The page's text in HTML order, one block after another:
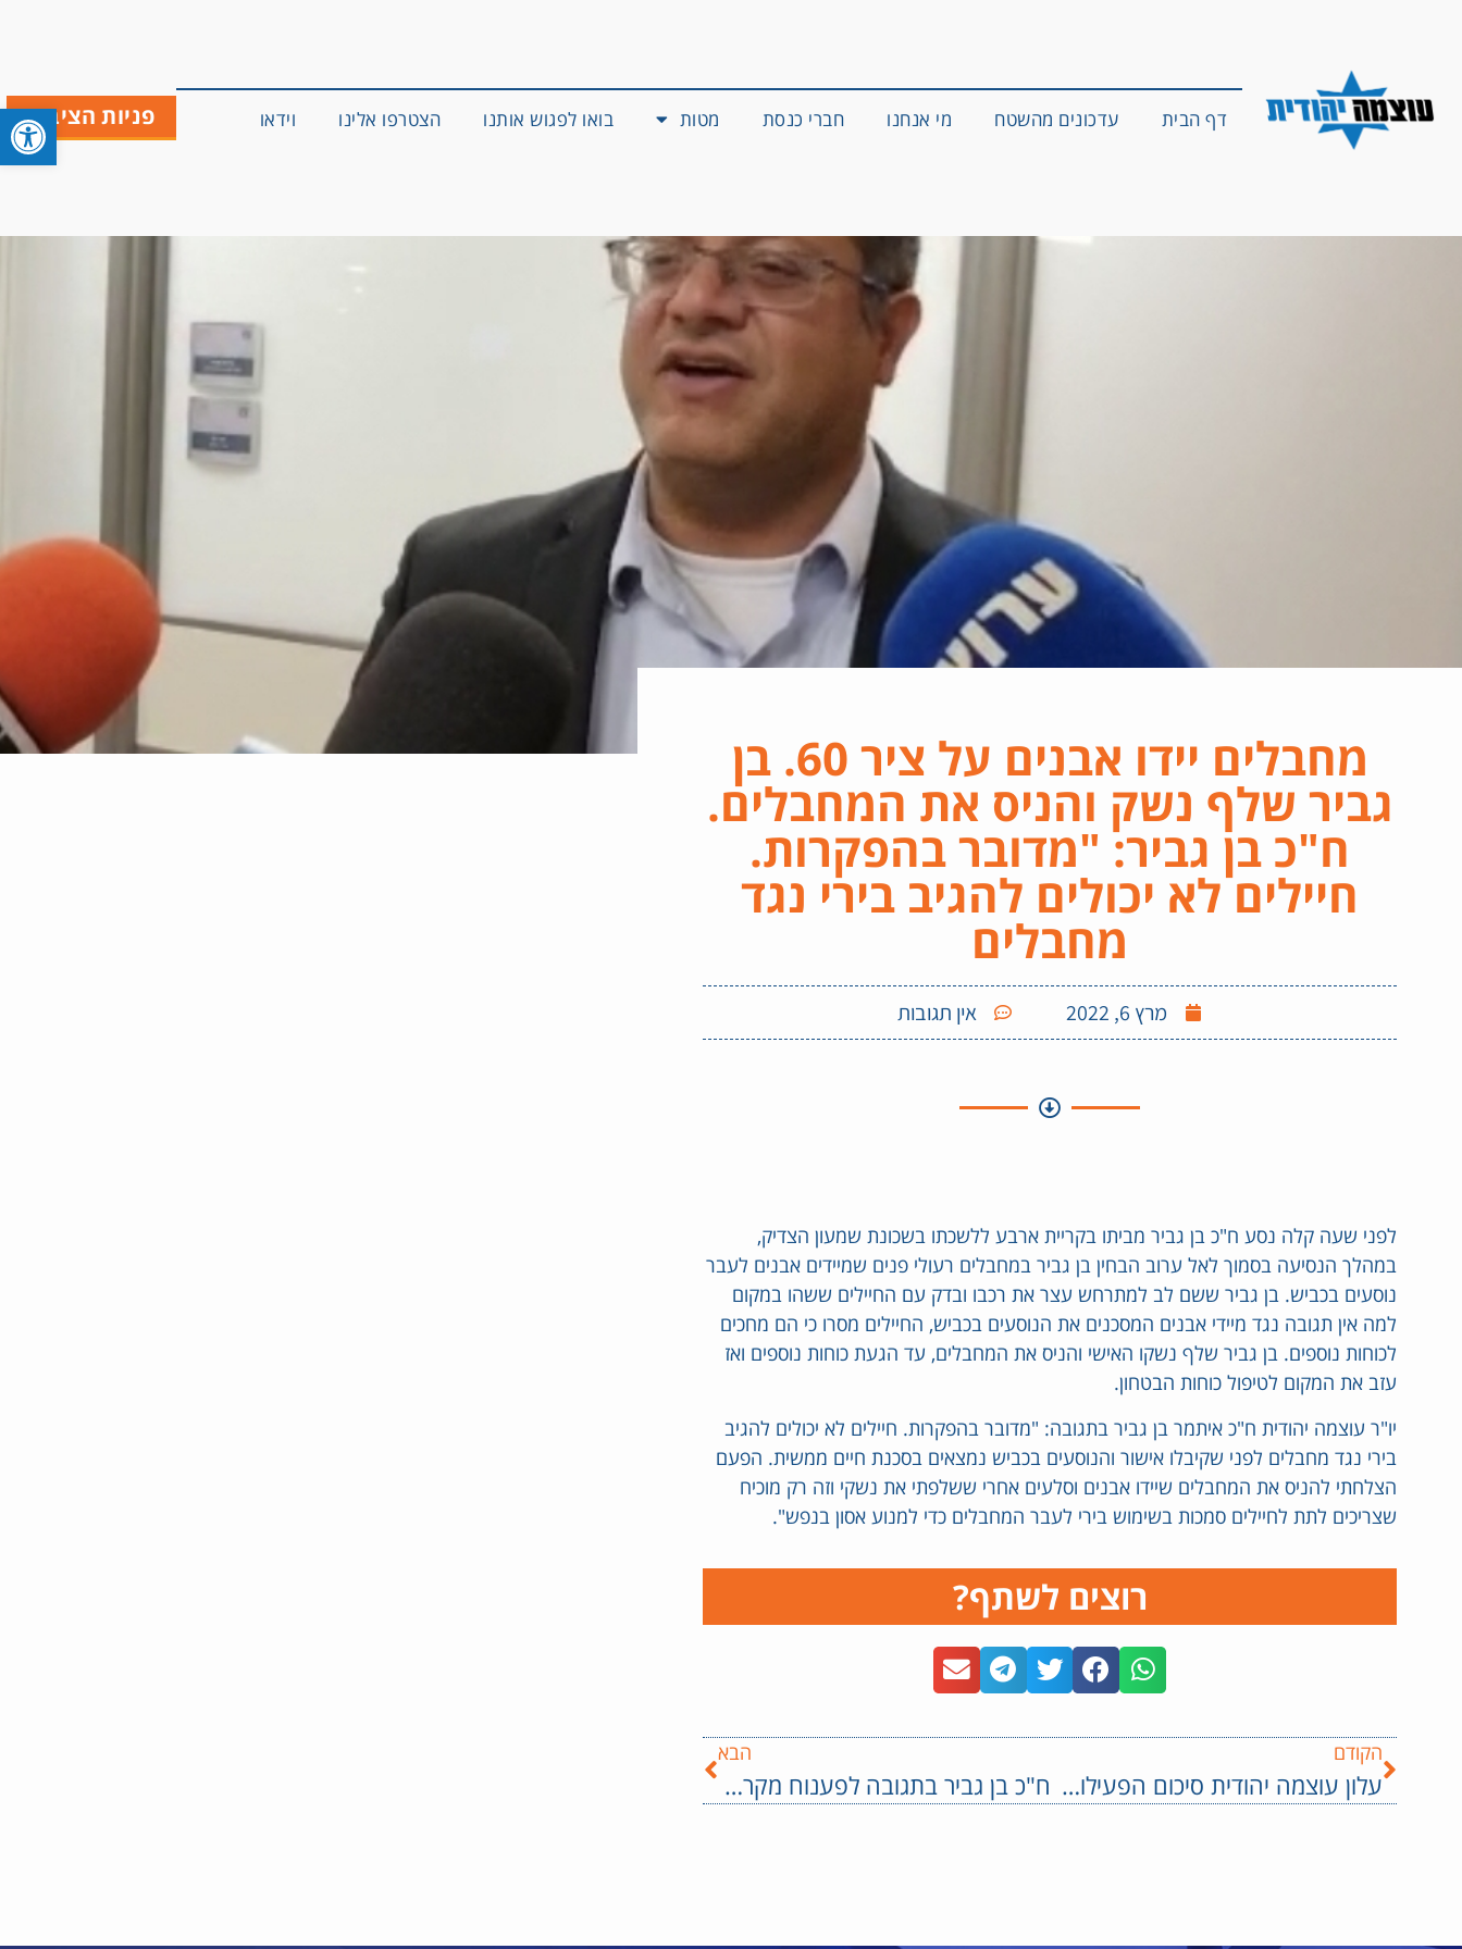
פניות הציבור דף הבית עדכונים מהשטח מי אנחנו חברי כנסת מטות בואו לפגוש אותנו הצטרפו אלינו וידאו
מחבלים יידו אבנים על ציר 60. בן
גביר שלף נשק והניס את המחבלים.
ח"כ בן גביר: "מדובר בהפקרות.
חיילים לא יכולים להגיב בירי נגד
מחבלים
מרץ 6, 2022 אין תגובות
לפני שעה קלה נסע ח"כ בן גביר מביתו בקריית ארבע ללשכתו בשכונת שמעון הצדיק,
במהלך הנסיעה בסמוך לאל ערוב הבחין בן גביר במחבלים רעולי פנים שמיידים אבנים לעבר
נוסעים בכביש. בן גביר ששם לב למתרחש עצר את רכבו ובדק עם החיילים ששהו במקום
למה אין תגובה נגד מיידי אבנים המסכנים את הנוסעים בכביש, החיילים מסרו כי הם מחכים
לכוחות נוספים. בן גביר שלף נשקו האישי והניס את המחבלים, עד הגעת כוחות נוספים ואז
עזב את המקום לטיפול כוחות הבטחון.
יו"ר עוצמה יהודית ח"כ איתמר בן גביר בתגובה: "מדובר בהפקרות. חיילים לא יכולים להגיב
בירי נגד מחבלים לפני שקיבלו אישור והנוסעים בכביש נמצאים בסכנת חיים ממשית. הפעם
הצלחתי להניס את המחבלים שיידו אבנים וסלעים אחרי ששלפתי את נשקי וזה רק מוכיח
שצריכים לתת לחיילים סמכות בשימוש בירי לעבר המחבלים כדי למנוע אסון בנפש".
רוצים לשתף?
הקודם
עלון עוצמה יהודית סיכום הפעילות מחודש אדר, מוזמנים להיכנס ולהתעדכן >>
הבא
ח"כ בן גביר בתגובה לפענוח מקרה זריקת בקבוקי תבערה על משפחת יושבייב: "מאז שהגעתי לשמעון הצדיק, המערכת התחילה לעבוד אבל זה לא מספיק: את הטרור מנצחים רק במתקפה".
פתח